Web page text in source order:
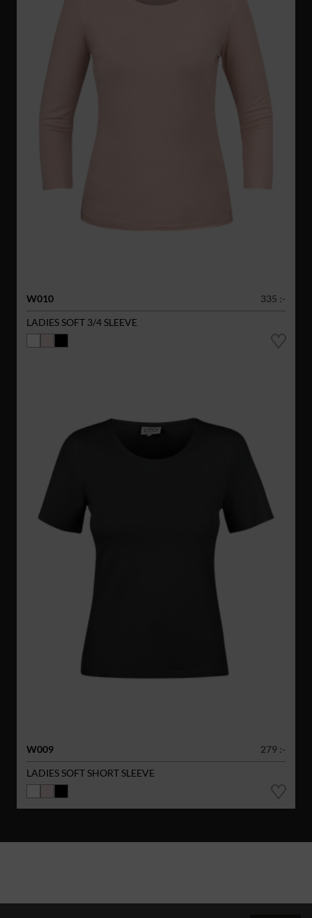
W010
335 :-
LADIES SOFT 3/4 SLEEVE
W009
279 :-
LADIES SOFT SHORT SLEEVE